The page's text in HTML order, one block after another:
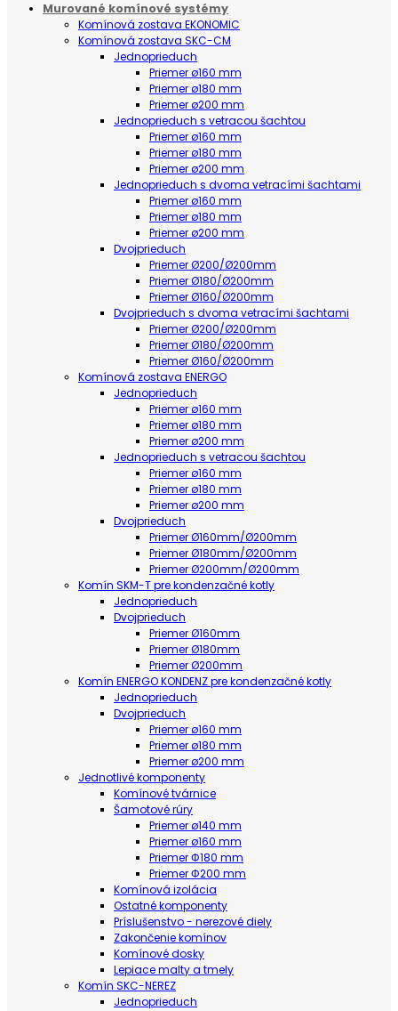
Murované komínové systémy
Komínová zostava EKONOMIC
Komínová zostava SKC-CM
Jednoprieduch
Priemer ø160 mm
Priemer ø180 mm
Priemer ø200 mm
Jednoprieduch s vetracou šachtou
Priemer ø160 mm
Priemer ø180 mm
Priemer ø200 mm
Jednoprieduch s dvoma vetracími šachtami
Priemer ø160 mm
Priemer ø180 mm
Priemer ø200 mm
Dvojprieduch
Priemer Ø200/Ø200mm
Priemer Ø180/Ø200mm
Priemer Ø160/Ø200mm
Dvojprieduch s dvoma vetracími šachtami
Priemer Ø200/Ø200mm
Priemer Ø180/Ø200mm
Priemer Ø160/Ø200mm
Komínová zostava ENERGO
Jednoprieduch
Priemer ø160 mm
Priemer ø180 mm
Priemer ø200 mm
Jednoprieduch s vetracou šachtou
Priemer ø160 mm
Priemer ø180 mm
Priemer ø200 mm
Dvojprieduch
Priemer Ø160mm/Ø200mm
Priemer Ø180mm/Ø200mm
Priemer Ø200mm/Ø200mm
Komín SKM-T pre kondenzačné kotly
Jednoprieduch
Dvojprieduch
Priemer Ø160mm
Priemer Ø180mm
Priemer Ø200mm
Komín ENERGO KONDENZ pre kondenzačné kotly
Jednoprieduch
Dvojprieduch
Priemer ø160 mm
Priemer ø180 mm
Priemer ø200 mm
Jednotlivé komponenty
Komínové tvárnice
Šamotové rúry
Priemer ø140 mm
Priemer ø160 mm
Priemer Φ180 mm
Priemer Φ200 mm
Komínová izolácia
Ostatné komponenty
Príslušenstvo - nerezové diely
Zakončenie komínov
Komínové dosky
Lepiace malty a tmely
Komín SKC-NEREZ
Jednoprieduch